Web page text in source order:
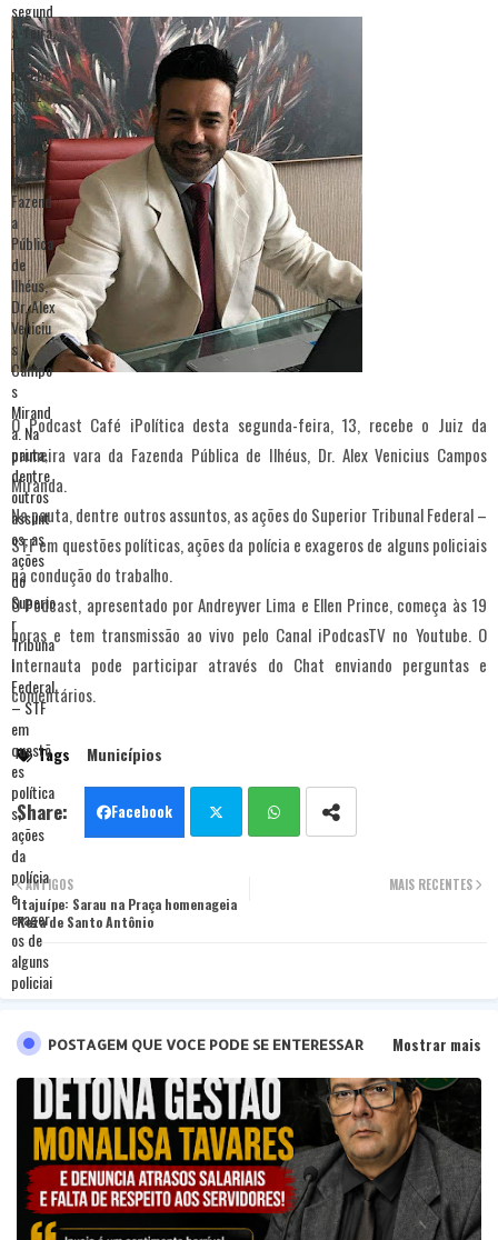
O Podcast Café iPolítica desta segunda-feira, 13, recebe o Juiz da
primeira vara da Fazenda Pública de Ilhéus, Dr. Alex Venicius Campos
Miranda.
Na pauta, dentre outros assuntos, as ações do Superior Tribunal Federal –
STF em questões políticas, ações da polícia e exageros de alguns policiais
na condução do trabalho.
O Podcast, apresentado por Andreyver Lima e Ellen Prince, começa às 19
horas e tem transmissão ao vivo pelo Canal iPodcasTV no Youtube. O
internauta pode participar através do Chat enviando perguntas e
comentários.
Tags Municípios
Facebook
ter
MAIS RECENTES
ANTIGOS
Itajuípe: Sarau na Praça homenageia
Reza de Santo Antônio
POSTAGEM QUE VOCE PODE SE ENTERESSAR Mostrar mais